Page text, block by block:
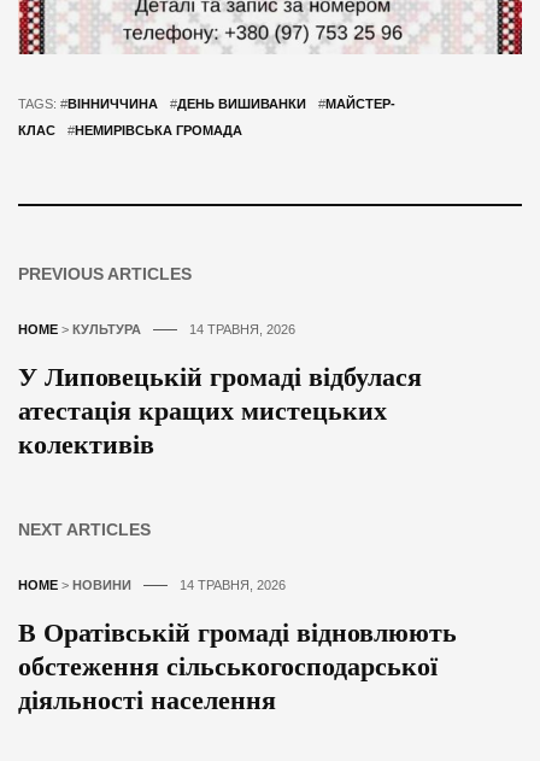
TAGS: #ВІННИЧЧИНА #ДЕНЬ ВИШИВАНКИ #МАЙСТЕР-
КЛАС
#НЕМИРІВСЬКА ГРОМАДА
PREVIOUS ARTICLES
HOME > КУЛЬТУРА 14 ТРАВНЯ, 2026
У Липовецькій громаді відбулася
атестація кращих мистецьких
колективів
NEXT ARTICLES
HOME > НОВИНИ 14 ТРАВНЯ, 2026
В Оратівській громаді відновлюють
обстеження сільськогосподарської
діяльності населення